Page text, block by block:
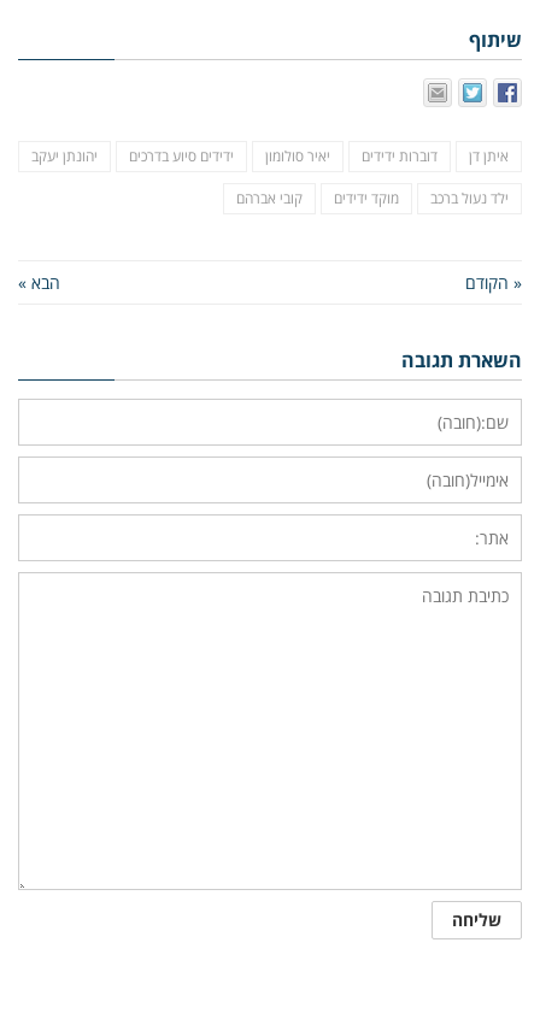
שיתוף
איתן דן דוברות ידידים יאיר סולומון ידידים סיוע בדרכים יהונתן יעקב
ילד נעול ברכב מוקד ידידים קובי אברהם
« הקודם הבא »
השארת תגובה